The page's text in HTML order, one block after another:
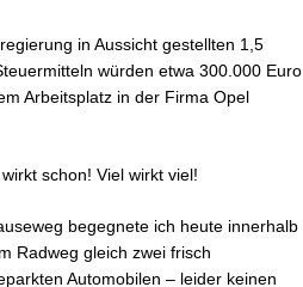
in Aussicht gestellten 1,5
würden etwa 300.000 Euro
Arbeitsplatz in der Firma Opel
schon! Viel wirkt viel!
begegnete ich heute innerhalb
Radweg gleich zwei frisch
Automobilen – leider keinen